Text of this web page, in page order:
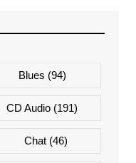
Blues (94)
CD Audio(191)
Chat(46)